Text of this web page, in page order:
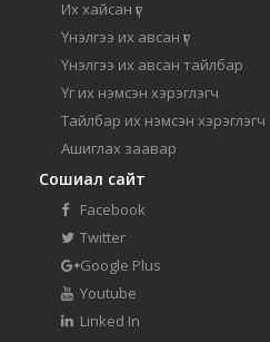
Их хайсан үг
Үнэлгээ их авсан үг
Үнэлгээ их авсан тайлбар
Үг их нэмсэн хэрэглэгч
Тайлбар их нэмсэн хэрэглэгч
Ашиглах заавар
Сошиал сайт
Facebook
Twitter
Google Plus
Youtube
Linked In